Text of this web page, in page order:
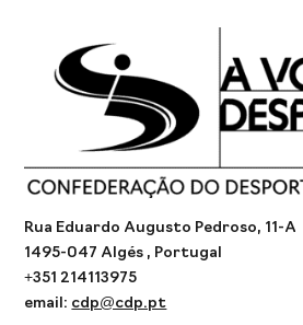
Rua Eduardo Augusto Pedroso, 11-A
1495-047 Algés , Portugal
+351 214113975
email: cdp@cdp.pt